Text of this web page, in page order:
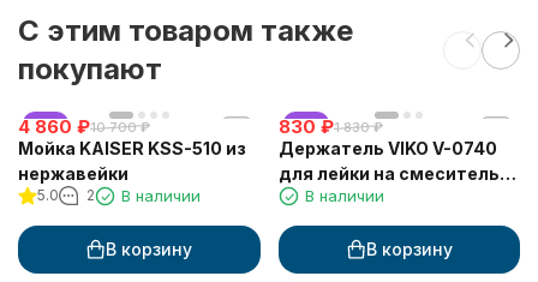
C этим товаром также
покупают
хит
4 860 ₽10 700 ₽
Мойка KAISER KSS-510 из
нержавейки
5.0 2 В наличии
В корзину
хит
830 ₽1 830 ₽
Держатель VIKO V-0740
для лейки на смеситель
для ванны
В наличии
В корзину